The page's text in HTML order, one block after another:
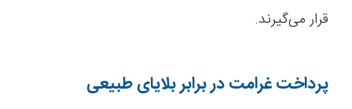
قرار می‌گیرند.
پرداخت غرامت در برابر بلایای طبیعی